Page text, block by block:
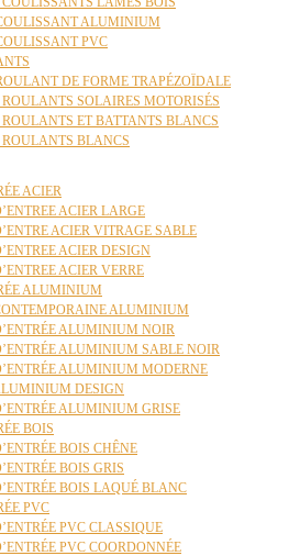
ALUMINIUM
PVC
DE FORME TRAPÉZOÏDALE
SOLAIRES MOTORISÉS
ET BATTANTS BLANCS
BLANCS
ACIER
ACIER LARGE
ACIER VITRAGE SABLE
ACIER DESIGN
ACIER VERRE
ALUMINIUM
ALUMINIUM
ALUMINIUM NOIR
ALUMINIUM SABLE NOIR
ALUMINIUM MODERNE
DESIGN
ALUMINIUM GRISE
BOIS
BOIS CHÊNE
BOIS GRIS
BOIS LAQUÉ BLANC
PVC
PVC CLASSIQUE
PVC COORDONNÉE